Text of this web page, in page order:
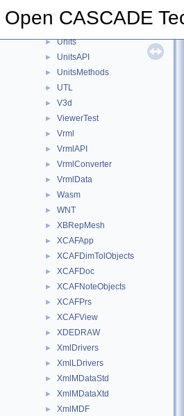
Open CASCADE
TransferBRep
► TShort
► Units
► UnitsAPI
► UnitsMethods
► UTL
► V3d
► ViewerTest
► Vrml
► VrmlAPI
► VrmlConverter
► VrmlData
► Wasm
► WNT
► XBRepMesh
► XCAFApp
► XCAFDimTolObjects
► XCAFDoc
► XCAFNoteObjects
► XCAFPrs
► XCAFView
► XDEDRAW
► XmlDrivers
► XmlLDrivers
► XmlMDataStd
► XmlMDataXtd
► XmlMDF